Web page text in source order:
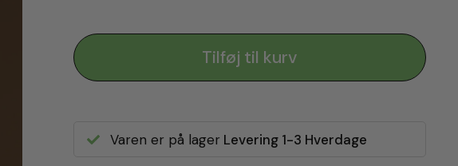
Tilføj til kurv
Varen er på lager Levering 1-3 Hverdage